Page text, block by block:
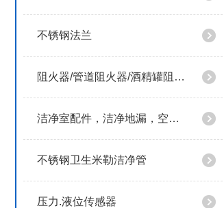
不锈钢法兰
阻火器/管道阻火器/酒精罐阻火器
洁净室配件，洁净地漏，空气阻断器
不锈钢卫生米勒洁净管
压力.液位传感器